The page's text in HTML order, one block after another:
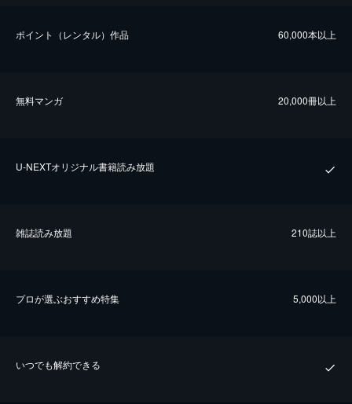
ポイント（レンタル）作品 60,000本以上
無料マンガ 20,000冊以上
U-NEXTオリジナル書籍読み放題
雑誌読み放題 210誌以上
プロが選ぶおすすめ特集 5,000以上
いつでも解約できる